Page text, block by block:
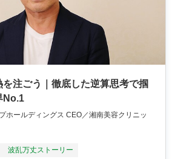
注ごう｜徹底した逆算思考で掴
No.1
ホールディングス CEO／湘南美容クリニッ
波乱万丈ストーリー